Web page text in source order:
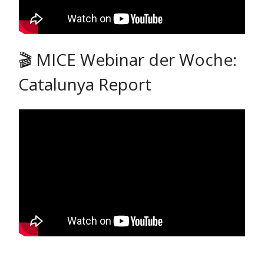
🎬 MICE Webinar der Woche:
Catalunya Report